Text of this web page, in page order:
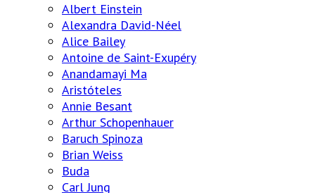
Albert Einstein
Alexandra David-Néel
Alice Bailey
Antoine de Saint-Exupéry
Anandamayi Ma
Aristóteles
Annie Besant
Arthur Schopenhauer
Baruch Spinoza
Brian Weiss
Buda
Carl Jung